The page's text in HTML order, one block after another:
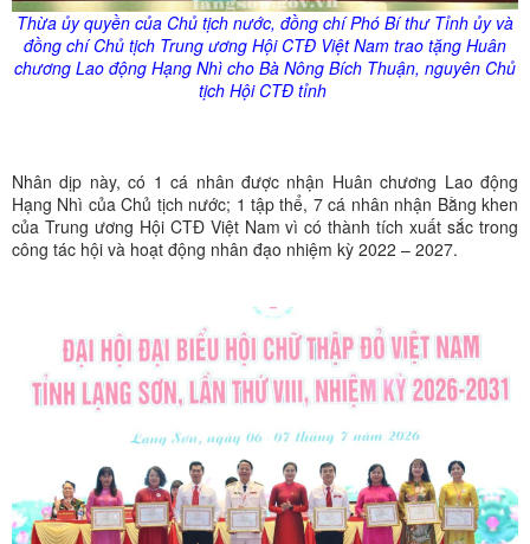
Thừa ủyquyền của Chủ tịch nước, đồng chí Phó Bí thư Tỉnh ủyvà
đồng chí Chủ tịch Trung ương Hội CTĐ Việt Nam trao tặng Huân
chương Lao động Hạng Nhì cho Bà Nông Bích Thuận, nguyên Chủ
tịch Hội CTĐ tỉnh
Nhân dịp này, có 1 cá nhân được nhận Huân chương Lao động
Hạng Nhì của Chủ tịch nước; 1 tập thể, 7 cá nhân nhận Bằng khen
của Trung ương Hội CTĐ Việt Nam vì có thành tích xuất sắc trong
công tác hội và hoạt động nhân đạo nhiệm kỳ 2022 – 2027.